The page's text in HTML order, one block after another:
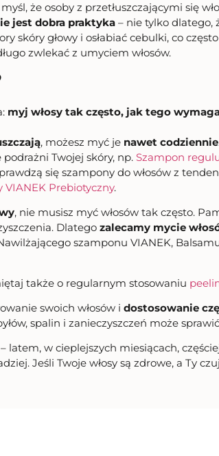
że osoby z przetłuszczającymi się
jest dobra praktyka – nie tylko dlatego,
skóry głowy i osłabiać cebulki, co
zwlekać z umyciem włosów.
myj włosy tak często, jak tego
, możesz myć je nawet codziennie
Twojej skóry, np. Szampon
się szampony do włosów z
VIANEK Prebiotyczny.
, nie musisz myć włosów tak często.
Dlatego zalecamy mycie
szamponu VIANEK,
także o regularnym stosowaniu
swoich włosów i dostosowanie
spalin i zanieczyszczeń może
latem, w cieplejszych miesiącach,
Jeśli Twoje włosy są zdrowe, a Ty